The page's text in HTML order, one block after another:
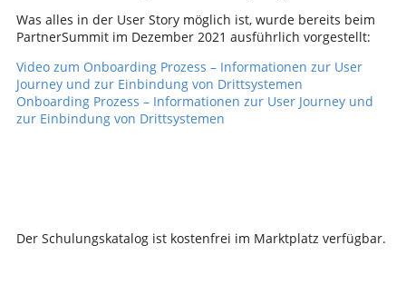
Was alles in der User Story möglich ist, wurde bereits beim
PartnerSummit im Dezember 2021 ausführlich vorgestellt:
Video zum Onboarding Prozess – Informationen zur User
Journey und zur Einbindung von Drittsystemen
Onboarding Prozess – Informationen zur User Journey und
zur Einbindung von Drittsystemen
Der Schulungskatalog ist kostenfrei im Marktplatz verfügbar.